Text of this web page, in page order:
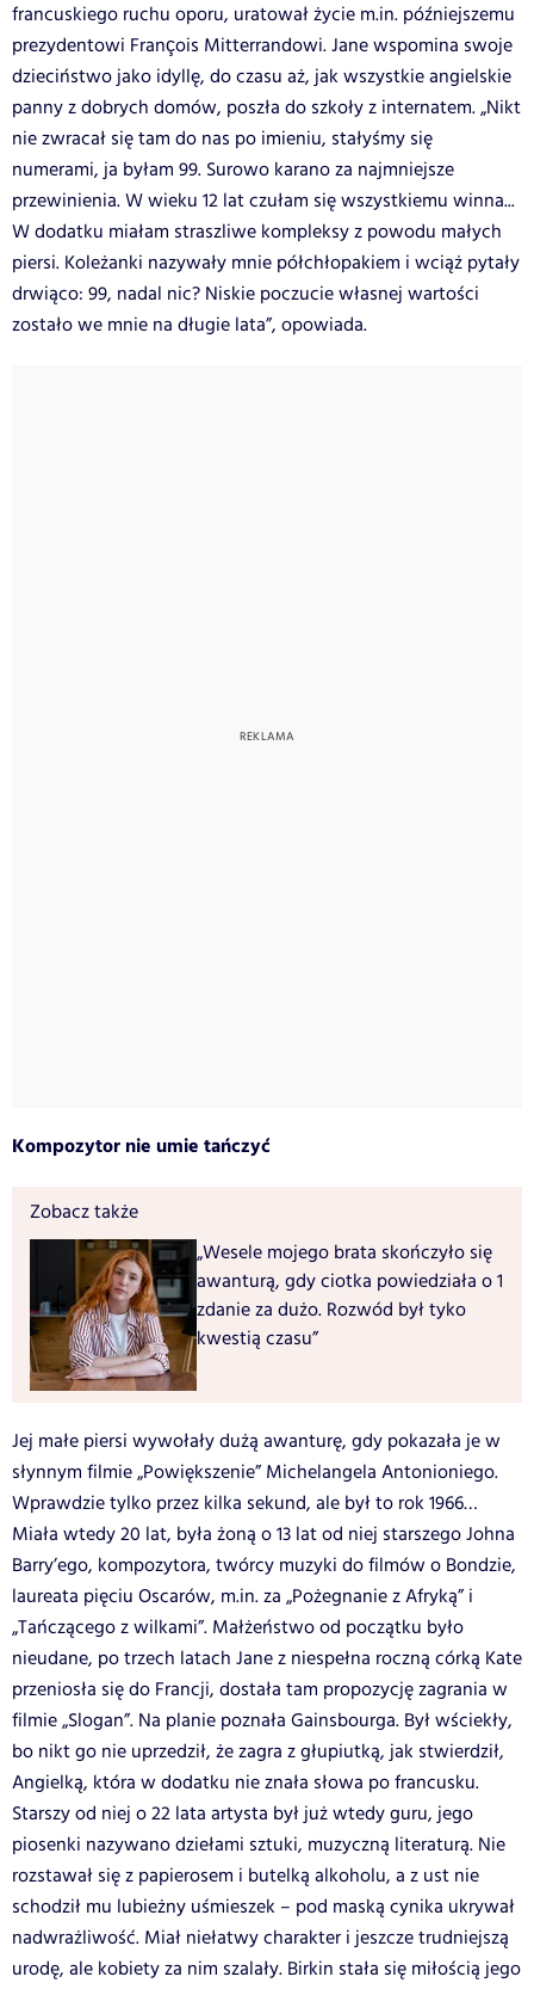
francuskiego ruchu oporu, uratował życie m.in. późniejszemu
prezydentowi François Mitterrandowi. Jane wspomina swoje
dzieciństwo jako idyllę, do czasu aż, jak wszystkie angielskie
panny z dobrych domów, poszła do szkoły z internatem. „Nikt
nie zwracał się tam do nas po imieniu, stałyśmy się
numerami, ja byłam 99. Surowo karano za najmniejsze
przewinienia. W wieku 12 lat czułam się wszystkiemu winna...
W dodatku miałam straszliwe kompleksy z powodu małych
piersi. Koleżanki nazywały mnie półchłopakiem i wciąż pytały
drwiąco: 99, nadal nic? Niskie poczucie własnej wartości
zostało we mnie na długie lata”, opowiada.
Kompozytor nie umie tańczyć
Zobacz także
„Wesele mojego brata skończyło się
awanturą, gdy ciotka powiedziała o 1
zdanie za dużo. Rozwód był tyko
kwestią czasu”
Jej małe piersi wywołały dużą awanturę, gdy pokazała je w
słynnym filmie „Powiększenie” Michelangela Antonioniego.
Wprawdzie tylko przez kilka sekund, ale był to rok 1966…
Miała wtedy 20 lat, była żoną o 13 lat od niej starszego Johna
Barry’ego, kompozytora, twórcy muzyki do filmów o Bondzie,
laureata pięciu Oscarów, m.in. za „Pożegnanie z Afryką” i
„Tańczącego z wilkami”. Małżeństwo od początku było
nieudane, po trzech latach Jane z niespełna roczną córką Kate
przeniosła się do Francji, dostała tam propozycję zagrania w
filmie „Slogan”. Na planie poznała Gainsbourga. Był wściekły,
bo nikt go nie uprzedził, że zagra z głupiutką, jak stwierdził,
Angielką, która w dodatku nie znała słowa po francusku.
Starszy od niej o 22 lata artysta był już wtedy guru, jego
piosenki nazywano dziełami sztuki, muzyczną literaturą. Nie
rozstawał się z papierosem i butelką alkoholu, a z ust nie
schodził mu lubieżny uśmieszek – pod maską cynika ukrywał
nadwrażliwość. Miał niełatwy charakter i jeszcze trudniejszą
urodę, ale kobiety za nim szalały. Birkin stała się miłością jego